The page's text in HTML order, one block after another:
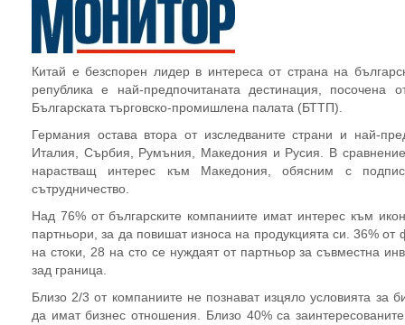
Китай е безспорен лидер в интереса от страна на
република е най-предпочитаната дестинация, посочена
Българската търговско-промишлена палата (БТТП).
Германия остава втора от изследваните страни и най-
Италия, Сърбия, Румъния, Македония и Русия. В
нарастващ интерес към Македония, обясним с
сътрудничество.
Над 76% от българските компаниите имат интерес към
партньори, за да повишат износа на продукцията си. 36%
на стоки, 28 на сто се нуждаят от партньор за съвместна
зад граница.
Близо 2/3 от компаниите не познават изцяло условията за
да имат бизнес отношения. Близо 40% са